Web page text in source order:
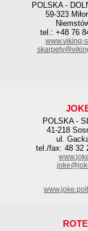
POLSKA -
59-323
tel.: +48 76
www.viking-
POLSKA -
41-218
ul.
tel./fax: 48 32